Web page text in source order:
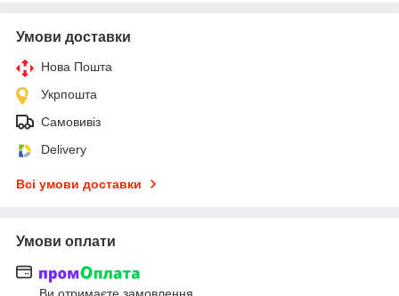
Умови доставки
Нова Пошта
Укрпошта
Самовивіз
Delivery
Всі умови доставки
Умови оплати